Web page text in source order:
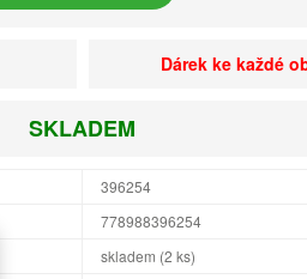
Dárek ke každé
SKLADEM
396254
778988396254
skladem (2 ks)